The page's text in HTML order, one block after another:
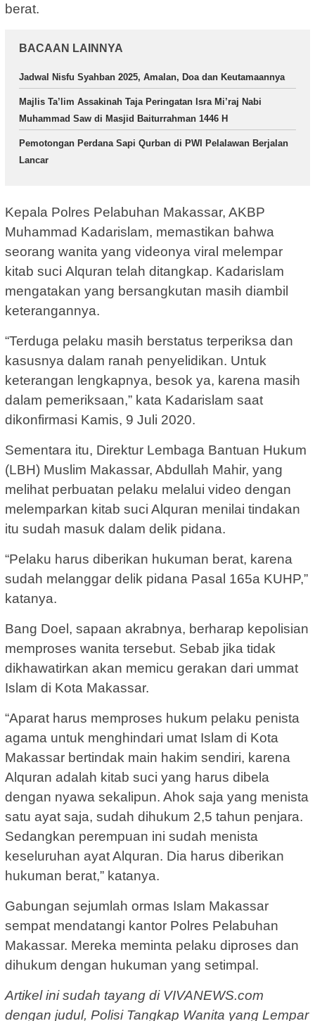
berat.
BACAAN LAINNYA
Jadwal Nisfu Syahban 2025, Amalan, Doa dan Keutamaannya
Majlis Ta’lim Assakinah Taja Peringatan Isra Mi’raj Nabi
Muhammad Saw di Masjid Baiturrahman 1446 H
Pemotongan Perdana Sapi Qurban di PWI Pelalawan Berjalan
Lancar
Kepala Polres Pelabuhan Makassar, AKBP
Muhammad Kadarislam, memastikan bahwa
seorang wanita yang videonya viral melempar
kitab suci Alquran telah ditangkap. Kadarislam
mengatakan yang bersangkutan masih diambil
keterangannya.
“Terduga pelaku masih berstatus terperiksa dan
kasusnya dalam ranah penyelidikan. Untuk
keterangan lengkapnya, besok ya, karena masih
dalam pemeriksaan,” kata Kadarislam saat
dikonfirmasi Kamis, 9 Juli 2020.
Sementara itu, Direktur Lembaga Bantuan Hukum
(LBH) Muslim Makassar, Abdullah Mahir, yang
melihat perbuatan pelaku melalui video dengan
melemparkan kitab suci Alquran menilai tindakan
itu sudah masuk dalam delik pidana.
“Pelaku harus diberikan hukuman berat, karena
sudah melanggar delik pidana Pasal 165a KUHP,”
katanya.
Bang Doel, sapaan akrabnya, berharap kepolisian
memproses wanita tersebut. Sebab jika tidak
dikhawatirkan akan memicu gerakan dari ummat
Islam di Kota Makassar.
“Aparat harus memproses hukum pelaku penista
agama untuk menghindari umat Islam di Kota
Makassar bertindak main hakim sendiri, karena
Alquran adalah kitab suci yang harus dibela
dengan nyawa sekalipun. Ahok saja yang menista
satu ayat saja, sudah dihukum 2,5 tahun penjara.
Sedangkan perempuan ini sudah menista
keseluruhan ayat Alquran. Dia harus diberikan
hukuman berat,” katanya.
Gabungan sejumlah ormas Islam Makassar
sempat mendatangi kantor Polres Pelabuhan
Makassar. Mereka meminta pelaku diproses dan
dihukum dengan hukuman yang setimpal.
Artikel ini sudah tayang di VIVANEWS.com
dengan judul, Polisi Tangkap Wanita yang Lempar